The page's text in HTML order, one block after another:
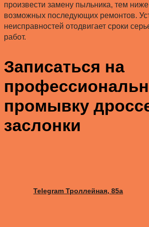
произвести замену пыльника, тем ниже
возможных последующих ремонтов.
неисправностей отодвигает сроки
работ.
Записаться на
промывку
заслонки
Telegram Троллейная, 85а